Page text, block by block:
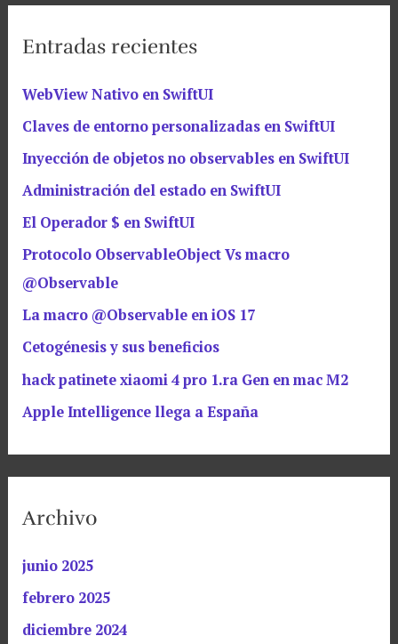
Entradas recientes
WebView Nativo en SwiftUI
Claves de entorno personalizadas en SwiftUI
Inyección de objetos no observables en SwiftUI
Administración del estado en SwiftUI
El Operador $ en SwiftUI
Protocolo ObservableObject Vs macro
@Observable
La macro @Observable en iOS 17
Cetogénesis y sus beneficios
hack patinete xiaomi 4 pro 1.ra Gen en mac M2
Apple Intelligence llega a España
Archivo
junio 2025
febrero 2025
diciembre 2024